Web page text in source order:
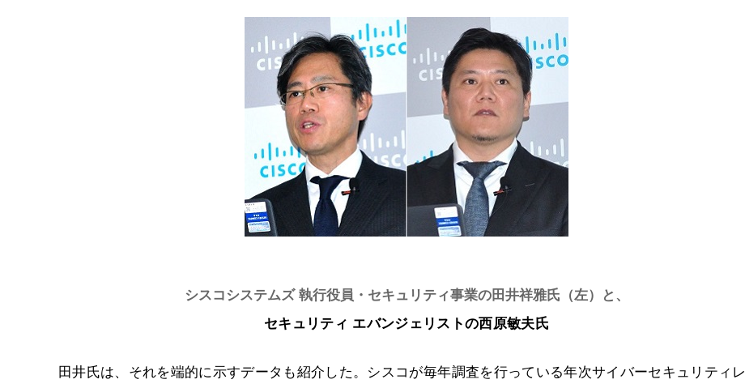
シスコシステムズ 執行役員・セキュリティ事業の田井祥雅氏（左）と、
セキュリティ エバンジェリストの西原敏夫氏
田井氏は、それを端的に示すデータも紹介した。シスコが毎年調査を行っている年次サイバーセキュリティレ